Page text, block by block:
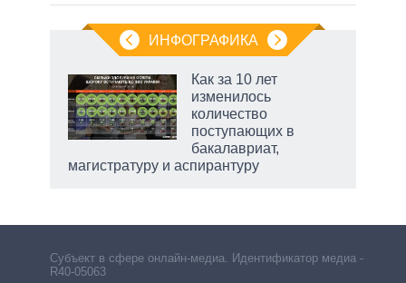
ИНФОГРАФИКА
Как за 10 лет
изменилось
количество
поступающих в
бакалавриат,
магистратуру и аспирантуру
Субъект в сфере онлайн-медиа. Идентификатор медиа –
R40-05063